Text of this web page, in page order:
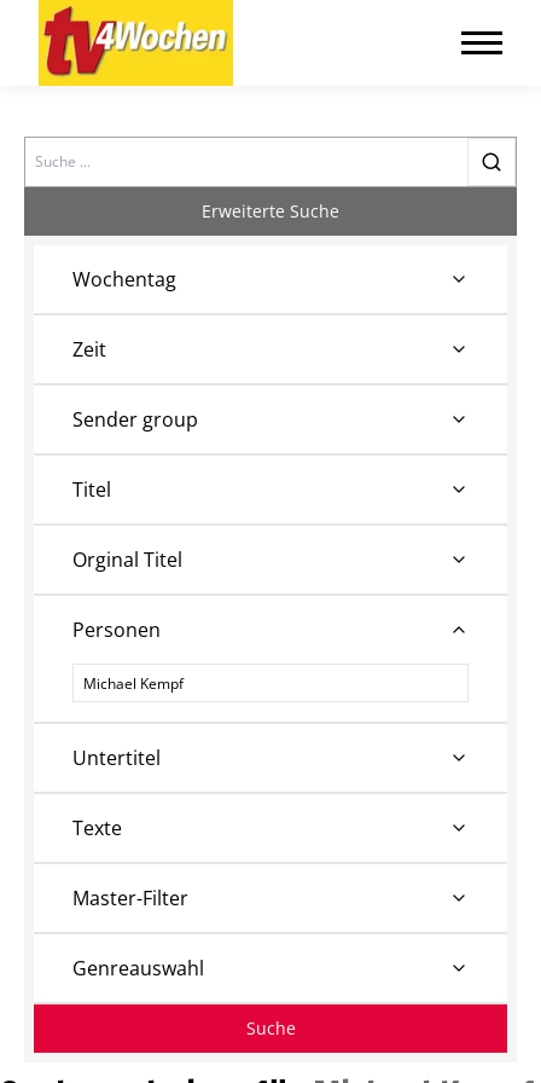
Search
Erweiterte Suche
Wochentag
Zeit
Sender group
Titel
Orginal Titel
Personen
Personen
Untertitel
Texte
Master-Filter
Genreauswahl
Suche